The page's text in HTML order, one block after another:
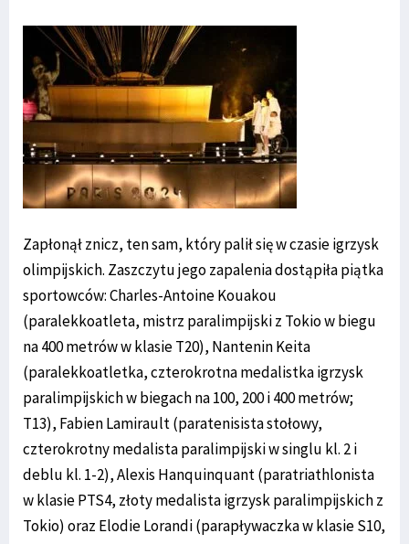
Zapłonął znicz, ten sam, który palił się w czasie igrzysk
olimpijskich. Zaszczytu jego zapalenia dostąpiła piątka
sportowców: Charles-Antoine Kouakou
(paralekkoatleta, mistrz paralimpijski z Tokio w biegu
na 400 metrów w klasie T20), Nantenin Keita
(paralekkoatletka, czterokrotna medalistka igrzysk
paralimpijskich w biegach na 100, 200 i 400 metrów;
T13), Fabien Lamirault (paratenisista stołowy,
czterokrotny medalista paralimpijski w singlu kl. 2 i
deblu kl. 1-2), Alexis Hanquinquant (paratriathlonista
w klasie PTS4, złoty medalista igrzysk paralimpijskich z
Tokio) oraz Elodie Lorandi (parapływaczka w klasie S10,